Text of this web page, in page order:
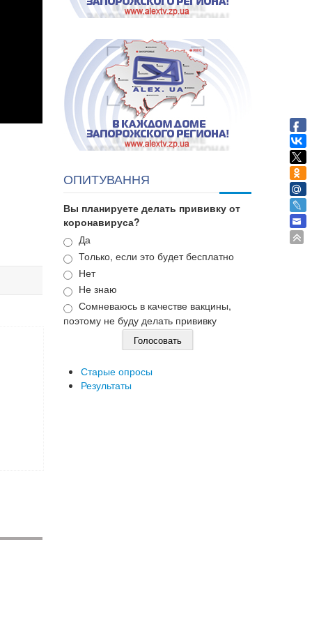
ОПИТУВАННЯ
Вы планируете делать прививку от
коронавируса?
Варианты
Да
Только, если это будет бесплатно
Нет
Не знаю
Сомневаюсь в качестве вакцины,
поэтому не буду делать прививку
Старые опросы
Результаты